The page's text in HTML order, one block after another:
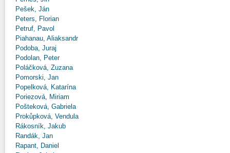
Pešek, Ján
Peters, Florian
Petruf, Pavol
Piahanau, Aliaksandr
Podoba, Juraj
Podolan, Peter
Poláčková, Zuzana
Pomorski, Jan
Popelková, Katarína
Poriezová, Miriam
Pošteková, Gabriela
Prokůpková, Vendula
Rákosník, Jakub
Randák, Jan
Rapant, Daniel